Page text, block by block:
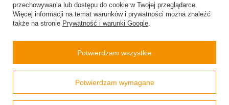
504199123 sklep@barberinis.pl
,32-087Bibice
W sklepie prezentujemy ceny brutto (z VAT).
Stawki VAT dla konsumentów z kraju:Polska.
przechowywania lub dostępu do cookie w Twojej przeglądarce.
Więcej informacji na temat warunków i prywatności można znaleźć
także na stronie Prywatność i warunki Google.
Potwierdzam wymagane
Potwierdzam wszystkie